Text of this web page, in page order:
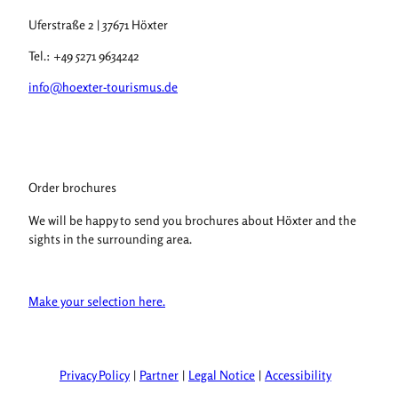
Uferstraße 2 | 37671 Höxter
Tel.: +49 5271 9634242
info@hoexter-tourismus.de
Order brochures
We will be happy to send you brochures about Höxter and the
sights in the surrounding area.
Make your selection here.
Privacy Policy Partner Legal Notice Accessibility